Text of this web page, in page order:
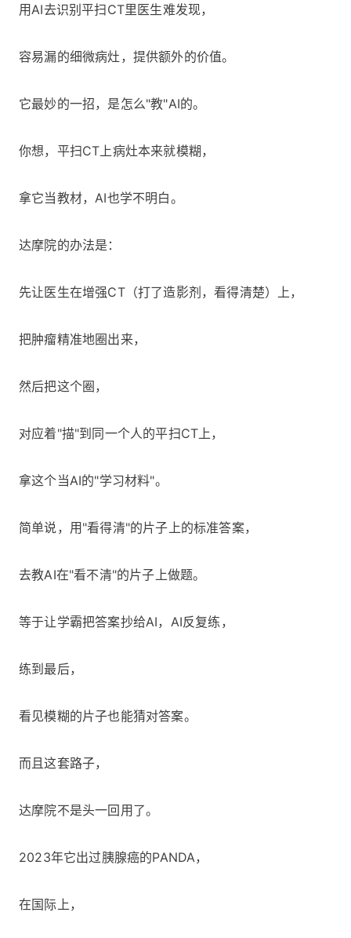
用AI去识别平扫CT里医生难发现，
容易漏的细微病灶，提供额外的价值。
它最妙的一招，是怎么"教"AI的。
你想，平扫CT上病灶本来就模糊，
拿它当教材，AI也学不明白。
达摩院的办法是：
先让医生在增强CT（打了造影剂，看得清楚）上，
把肿瘤精准地圈出来，
然后把这个圈，
对应着"描"到同一个人的平扫CT上，
拿这个当AI的"学习材料"。
简单说，用"看得清"的片子上的标准答案，
去教AI在"看不清"的片子上做题。
等于让学霸把答案抄给AI，AI反复练，
练到最后，
看见模糊的片子也能猜对答案。
而且这套路子，
达摩院不是头一回用了。
2023年它出过胰腺癌的PANDA，
在国际上，